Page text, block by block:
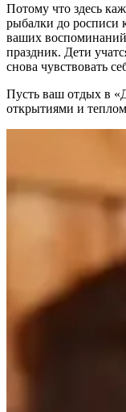
Потому что здесь
рыбалки до росписи
ваших
праздник. Дети
снова чувствовать
Пусть ваш отдых в
открытиями и